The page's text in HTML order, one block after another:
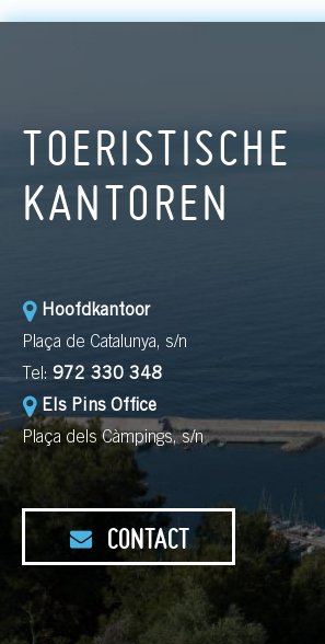
TOERISTISCHE
KANTOREN
Hoofdkantoor
Plaça de Catalunya, s/n
Tel: 972 330 348
Els Pins Office
Plaça dels Càmpings, s/n
CONTACT